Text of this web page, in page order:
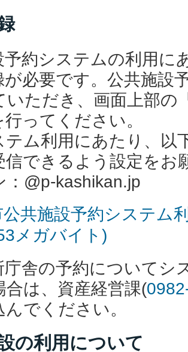
予約システムの利用に
が必要です。公共施設
いただき、画面上部の
ってください。
ム利用にあたり、以
信できるよう設定をお
：@p-kashikan.jp
公共施設予約システム
メガバイト)
舎の予約についてシ
合は、資産経営課(
でください。
の利用について